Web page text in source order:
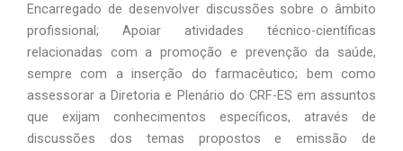
Encarregado de desenvolver discussões sobre o âmbito
profissional; Apoiar atividades técnico-científicas
relacionadas com a promoção e prevenção da saúde,
sempre com a inserção do farmacêutico; bem como
assessorar a Diretoria e Plenário do CRF-ES em assuntos
que exijam conhecimentos específicos, através de
discussões dos temas propostos e emissão de